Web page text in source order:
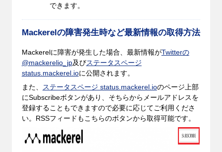
できます。
Mackerelの障害発生時など最新情報の取得方法
Mackerelに障害が発生した場合、最新情報がTwitterの
@mackerelio_jp及びステータスページ
status.mackerel.ioに公開されます。
また、
ステータスページ status.mackerel.ioのページ上部
にSubscribeボタンがあり、そちらからメールアドレスを
登録することもできますので必要に応じてご利用くださ
い。RSSフィードもこちらのボタンから取得可能です。